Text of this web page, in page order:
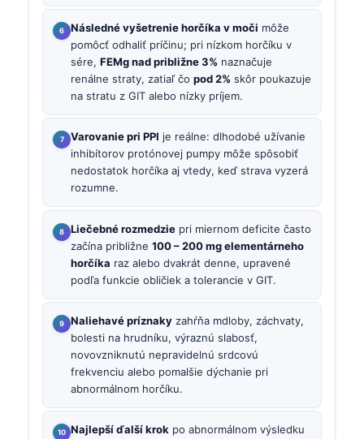
Následné vyšetrenie horčíka v moči môže
pomôcť odhaliť príčinu; pri nízkom horčíku v
sére, FEMg nad približne 3% naznačuje
renálne straty, zatiaľ čo pod 2% skôr poukazuje
na stratu z GIT alebo nízky príjem.
Varovanie pri PPI je reálne: dlhodobé užívanie
inhibítorov protónovej pumpy môže spôsobiť
nedostatok horčíka aj vtedy, keď strava vyzerá
rozumne.
Liečebné rozmedzie pri miernom deficite často
začína približne 100 – 200 mg elementárneho
horčíka raz alebo dvakrát denne, upravené
podľa funkcie obličiek a tolerancie v GIT.
Naliehavé príznaky zahŕňa mdloby, záchvaty,
bolesti na hrudníku, výraznú slabosť,
novovzniknutú nepravidelnú srdcovú
frekvenciu alebo pomalšie dýchanie pri
abnormálnom horčíku.
Najlepší ďalší krok po abnormálnom výsledku